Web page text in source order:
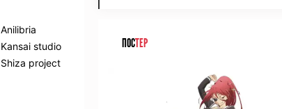
ПОСТЕР
Anilibria
Kansai studio
Shiza project